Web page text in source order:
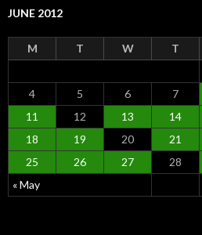
JUNE 2012
M T W T
« May
4
5 6 7
11
12 13 14
18
19 20 21
25
26 27 28